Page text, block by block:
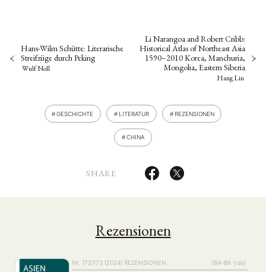
Hans-Wilm Schütte: Literarische
Streifzüge durch Peking
Wulf Noll
Li Narangoa and Robert Cribb:
Historical Atlas of Northeast Asia
1590–2010 Korea, Manchuria,
Mongolia, Eastern Siberia
Hang Lin
GESCHICHTE LITERATUR REZENSIONEN
CHINA
SHARE
Rezensionen
Nr. 172/173 (2024) REZENSIONEN 184–86 {:de}